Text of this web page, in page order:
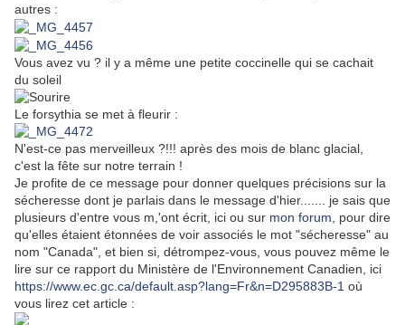
autres :
Vous avez vu ? il y a même une petite coccinelle qui se cachait
du soleil
Le forsythia se met à fleurir :
N'est-ce pas merveilleux ?!!! après des mois de blanc glacial,
c'est la fête sur notre terrain !
Je profite de ce message pour donner quelques précisions sur la
sécheresse dont je parlais dans le message d'hier....... je sais que
plusieurs d'entre vous m,'ont écrit, ici ou sur mon forum, pour dire
qu'elles étaient étonnées de voir associés le mot "sécheresse" au
nom "Canada", et bien si, détrompez-vous, vous pouvez même le
lire sur ce rapport du Ministère de l'Environnement Canadien, ici
https://www.ec.gc.ca/default.asp?lang=Fr&n=D295883B-1 où
vous lirez cet article :